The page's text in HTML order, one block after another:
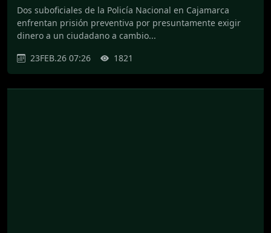
Dos suboficiales de la Policía Nacional en Cajamarca
enfrentan prisión preventiva por presuntamente exigir
dinero a un ciudadano a cambio...
23FEB.26 07:26
1821